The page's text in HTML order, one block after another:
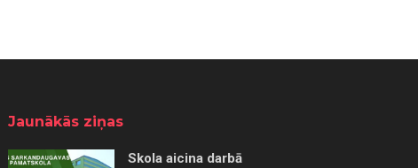
Jaunākās ziņas
Skola aicina darbā